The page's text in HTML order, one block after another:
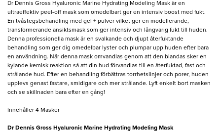
Dr Dennis Gross Hyaluronic Marine Hydrating Modeling Mask är en
ultraeffektiv peel-off mask som omedelbart ger en intensiv boost med fukt.
En tvåstegsbehandling med gel + pulver vilket ger en modellerande,
transformerande ansiktsmask som ger intensiv och långvarig fukt till huden.
Denna professionella mask är en svalkande och djupt återfuktande
behandling som ger dig omedelbar lyster och plumpar upp huden efter bara
en användning. När denna mask omvandlas genom att den blandas sker en
kylande kemisk reaktion så att din hud förvandlas till en återfuktad, fast och
strålande hud. Efter en behandling förbättras torrhetslinjer och porer, huden
upplevs genast fastare, smidigare och mer strålande. Lyft enkelt bort masken
och se skillnaden bara efter en gång!
Innehåller 4 Masker
Dr Dennis Gross Hyaluronic Marine Hydrating Modeling Mask